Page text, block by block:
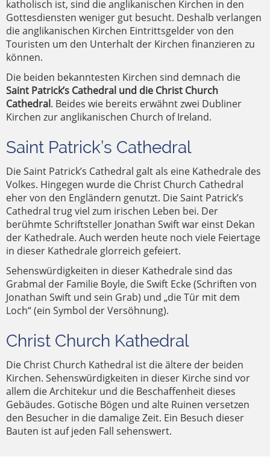
katholisch ist, sind die anglikanischen Kirchen in den
Gottesdiensten weniger gut besucht. Deshalb verlangen
die anglikanischen Kirchen Eintrittsgelder von den
Touristen um den Unterhalt der Kirchen finanzieren zu
können.
Die beiden bekanntesten Kirchen sind demnach die
Saint Patrick’s Cathedral und die Christ Church
Cathedral. Beides wie bereits erwähnt zwei Dubliner
Kirchen zur anglikanischen Church of Ireland.
Saint Patrick’s Cathedral
Die Saint Patrick’s Cathedral galt als eine Kathedrale des
Volkes. Hingegen wurde die Christ Church Cathedral
eher von den Engländern genutzt. Die Saint Patrick’s
Cathedral trug viel zum irischen Leben bei. Der
berühmte Schriftsteller Jonathan Swift war einst Dekan
der Kathedrale. Auch werden heute noch viele Feiertage
in dieser Kathedrale glorreich gefeiert.
Sehenswürdigkeiten in dieser Kathedrale sind das
Grabmal der Familie Boyle, die Swift Ecke (Schriften von
Jonathan Swift und sein Grab) und „die Tür mit dem
Loch“ (ein Symbol der Versöhnung).
Christ Church Kathedral
Die Christ Church Kathedral ist die ältere der beiden
Kirchen. Sehenswürdigkeiten in dieser Kirche sind vor
allem die Architekur und die Beschaffenheit dieses
Gebäudes. Gotische Bögen und alte Ruinen versetzen
den Besucher in die damalige Zeit. Ein Besuch dieser
Bauten ist auf jeden Fall sehenswert.